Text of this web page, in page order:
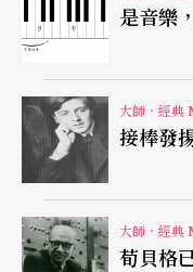
為首的「橋派」（
y Kandinsky，
r Blaue Reiter）。
一九一一年在德國
評論家華登（
創辦的前衛藝術雜
容一九○五年以後
是音樂
大師．經
大師．經
荀貝格